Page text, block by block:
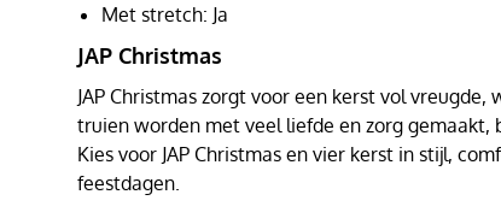
Met stretch: Ja
JAP Christmas
JAP Christmas zorgt voor een kerst vol
truien worden met veel liefde en zorg gemaakt,
Kies voor JAP Christmas en vier kerst in stijl,
feestdagen.